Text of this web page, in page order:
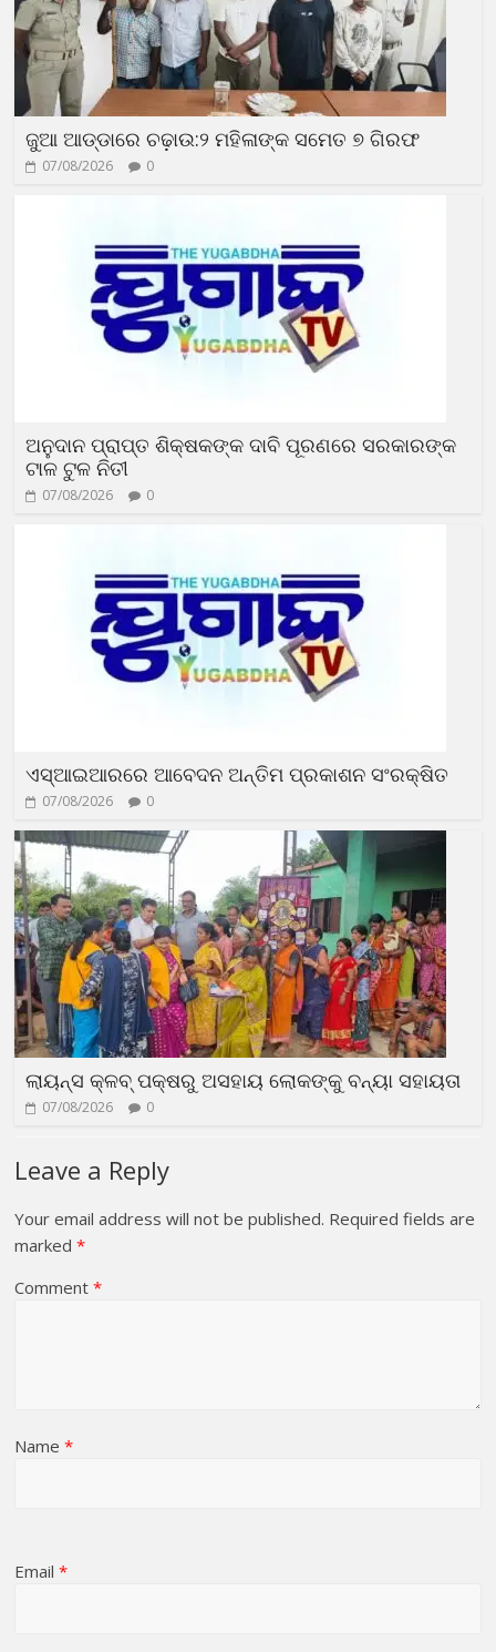
ଜୁଆ ଆଡ୍ଡାରେ ଚଢ଼ାଉ:୨ ମହିଳାଙ୍କ ସମେତ ୭ ଗିରଫ
07/08/2026 0
ଅନୁଦାନ ପ୍ରାପ୍ତ ଶିକ୍ଷକଙ୍କ ଦାବି ପୂରଣରେ ସରକାରଙ୍କ
ଟାଳ ଟୁଳ ନିତୀ
07/08/2026 0
ଏସ୍‌ଆଇଆରରେ ଆବେଦନ ଅନ୍ତିମ ପ୍ରକାଶନ ସଂରକ୍ଷିତ
07/08/2026 0
ଲାୟନ୍ସ କ୍ଳବ୍ ପକ୍ଷରୁ ଅସହାୟ ଲୋକଙ୍କୁ ବନ୍ୟା ସହାୟତା
07/08/2026 0
Leave a Reply
Your email address will not be published. Required fields are
marked*
Comment*
Name*
Email*